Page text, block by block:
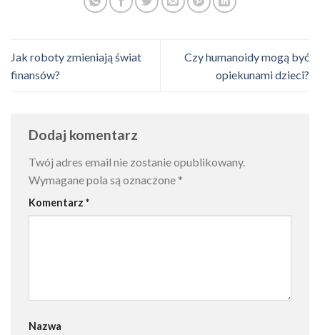
Jak roboty zmieniają świat
finansów?
Czy humanoidy mogą być
opiekunami dzieci?
Dodaj komentarz
Twój adres email nie zostanie opublikowany.
Wymagane pola są oznaczone *
Komentarz *
Nazwa